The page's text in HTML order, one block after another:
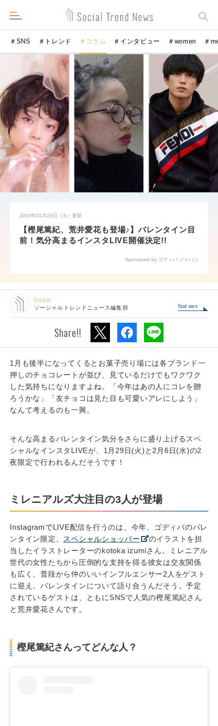
＃SNS ＃トレンド ＃コラム ＃インタビュー ＃women ＃
2019年01月29日（火） 更新
【樫尾篤紀、荒井愛花も登場♪】バレンタイン目
前！気分高まるインスタLIVE開催決定!!
Sponsored by ゴディバ ジャパン
Creator
ソーシャルトレンドニュース編集部 Read more
Share!!
1月も後半になってくるとお菓子売り場には各ブランド一
押しのチョコレートが並び、見ているだけでもワクワク
した気持ちになりますよね。「今年はあの人にコレを贈
ろうかな」「友チョコは見た目も可愛いアレにしよう」
なんて考えるのも一興。
そんな高まるバレンタイン気分をさらに盛り上げるスペ
シャルなインスタLIVEが、1月29日(火)と2月6日(水)の2
夜限定で行われるんだそうです！
ミレニアルズ大注目の3人が登場
InstagramでLIVE配信を行うのは、今年、ゴディバのバレ
ンタイン限定、 スペシャルショッパー
のイラストを担
当したイラストレーターのkotoka izumiさん。ミレニアル
世代の女性たちから圧倒的な支持を得る彼女は交友関係
も広く、普段から仲のいいインフルエンサー2人をゲスト
に迎え、バレンタインについて語り合うんだそう。予定
されているゲストは、ともにSNSで人気の樫尾篤紀さん
と荒井愛花さんです。
樫尾篤紀さんってどんな人？